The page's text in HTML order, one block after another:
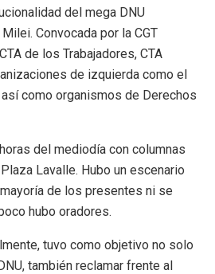
del mega DNU
Convocada por la CGT
de los Trabajadores, CTA
de izquierda como el
así como organismos de Derechos
del mediodía con columnas
Lavalle. Hubo un escenario
de los presentes ni se
hubo oradores.
tuvo como objetivo no solo
también reclamar frente al